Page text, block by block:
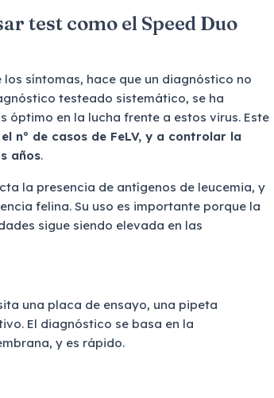
test como el Speed Duo
síntomas, hace que un diagnóstico no
testeado sistemático, se ha
óptimo en la lucha frente a estos virus. Este
nº de casos de FeLV, y a controlar la
años.
la presencia de antígenos de leucemia, y
felina. Su uso es importante porque la
sigue siendo elevada en las
una placa de ensayo, una pipeta
El diagnóstico se basa en la
y es rápido.